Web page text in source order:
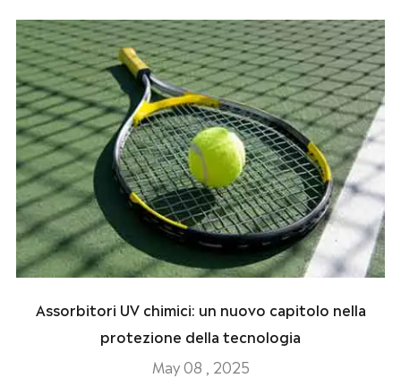
Assorbitori UV chimici: un nuovo capitolo nella
protezione della tecnologia
May 08 , 2025